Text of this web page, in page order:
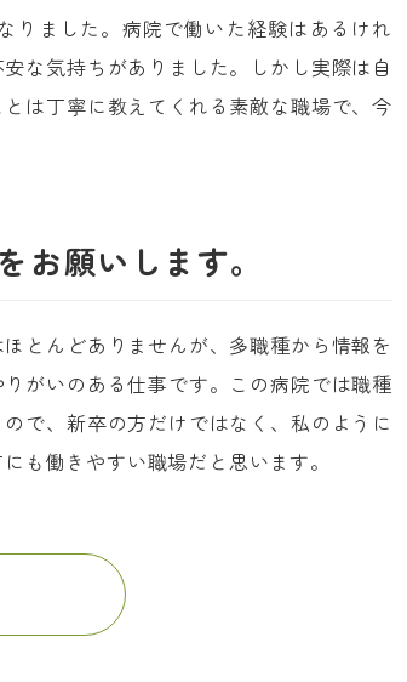
りました。病院で働いた経験はあるけれ
な気持ちがありました。しかし実際は自
は丁寧に教えてくれる素敵な職場で、今
お願いします。
とんどありませんが、多職種から情報を
がいのある仕事です。この病院では職種
で、新卒の方だけではなく、私のように
も働きやすい職場だと思います。